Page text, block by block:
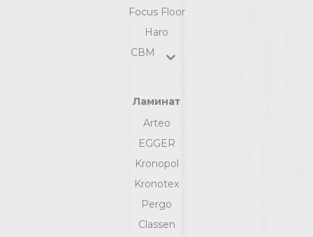
Focus Floor
Haro
СВМ
Ламинат
Arteo
EGGER
Kronopol
Kronotex
Pergo
Classen